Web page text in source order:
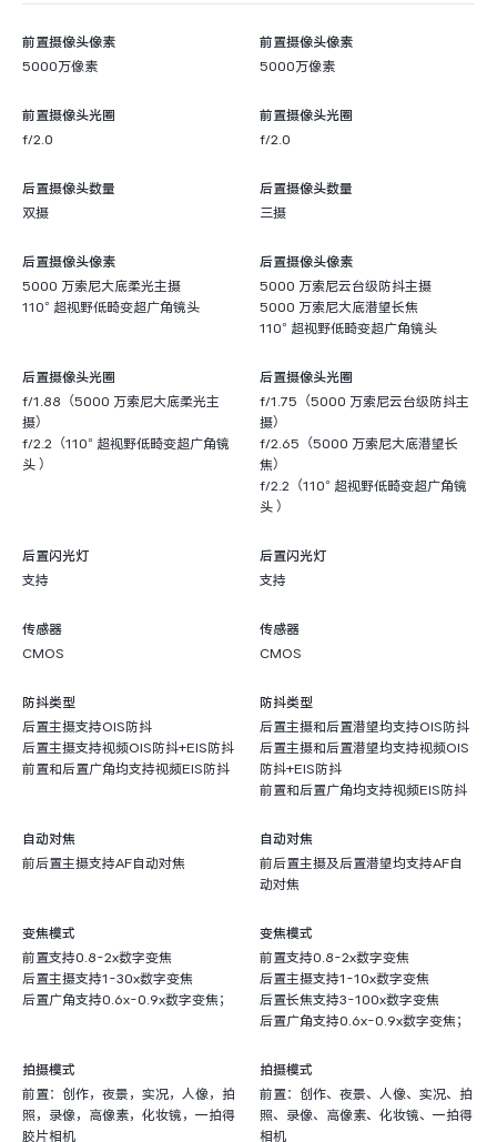
前置摄像头像素
5000万像素
前置摄像头像素
5000万像素
前置摄像头光圈
f/2.0
前置摄像头光圈
f/2.0
后置摄像头数量
双摄
后置摄像头数量
三摄
后置摄像头像素
5000 万索尼大底柔光主摄
110° 超视野低畸变超广角镜头
后置摄像头像素
5000 万索尼云台级防抖主摄
5000 万索尼大底潜望长焦
110° 超视野低畸变超广角镜头
后置摄像头光圈
f/1.88（5000 万索尼大底柔光主
摄）
f/2.2（110° 超视野低畸变超广角镜
头 ）
后置摄像头光圈
f/1.75（5000 万索尼云台级防抖主
摄）
f/2.65（5000 万索尼大底潜望长
焦）
f/2.2（110° 超视野低畸变超广角镜
头 ）
后置闪光灯
支持
后置闪光灯
支持
传感器
CMOS
传感器
CMOS
防抖类型
后置主摄支持OIS防抖
后置主摄支持视频OIS防抖+EIS防抖
前置和后置广角均支持视频EIS防抖
防抖类型
后置主摄和后置潜望均支持OIS防抖
后置主摄和后置潜望均支持视频OIS
防抖+EIS防抖
前置和后置广角均支持视频EIS防抖
自动对焦
前后置主摄支持AF自动对焦
自动对焦
前后置主摄及后置潜望均支持AF自
动对焦
变焦模式
前置支持0.8-2x数字变焦
后置主摄支持1-30x数字变焦
后置广角支持0.6x-0.9x数字变焦；
变焦模式
前置支持0.8-2x数字变焦
后置主摄支持1-10x数字变焦
后置长焦支持3-100x数字变焦
后置广角支持0.6x-0.9x数字变焦；
拍摄模式
前置：创作，夜景，实况，人像，拍
照，录像，高像素，化妆镜，一拍得
胶片相机
拍摄模式
前置：创作、夜景、人像、实况、拍
照、录像、高像素、化妆镜、一拍得
相机